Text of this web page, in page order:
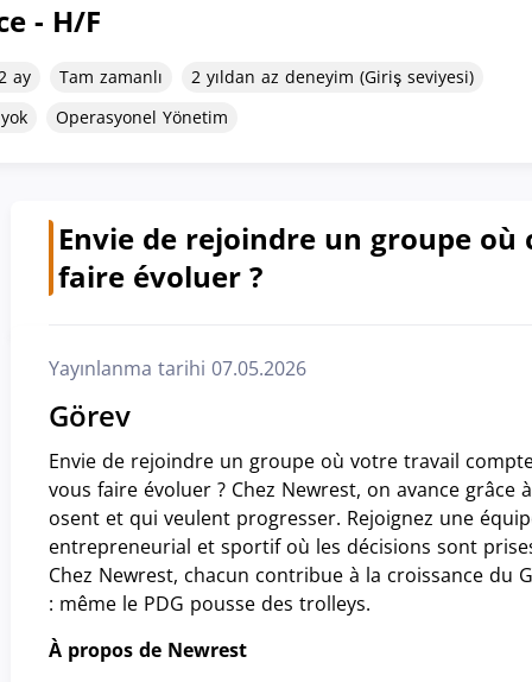
- H/F
ay Tam zamanlı
2 yıldan az deneyim (Giriş seviyesi)
Operasyonel Yönetim
Envie de rejoindre un groupe
faire évoluer ?
Yayınlanma tarihi 07.05.2026
Görev
Envie de rejoindre un groupe où votre travail
vous faire évoluer ? Chez Newrest, on avance grâce
osent et qui veulent progresser. Rejoignez une
entrepreneurial et sportif où les décisions sont
Chez Newrest, chacun contribue à la croissance du
: même le PDG pousse des trolleys.
À propos de Newrest